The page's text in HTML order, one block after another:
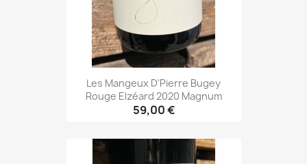
Les Mangeux D'Pierre Bugey
Rouge Elzéard 2020 Magnum
59,00 €